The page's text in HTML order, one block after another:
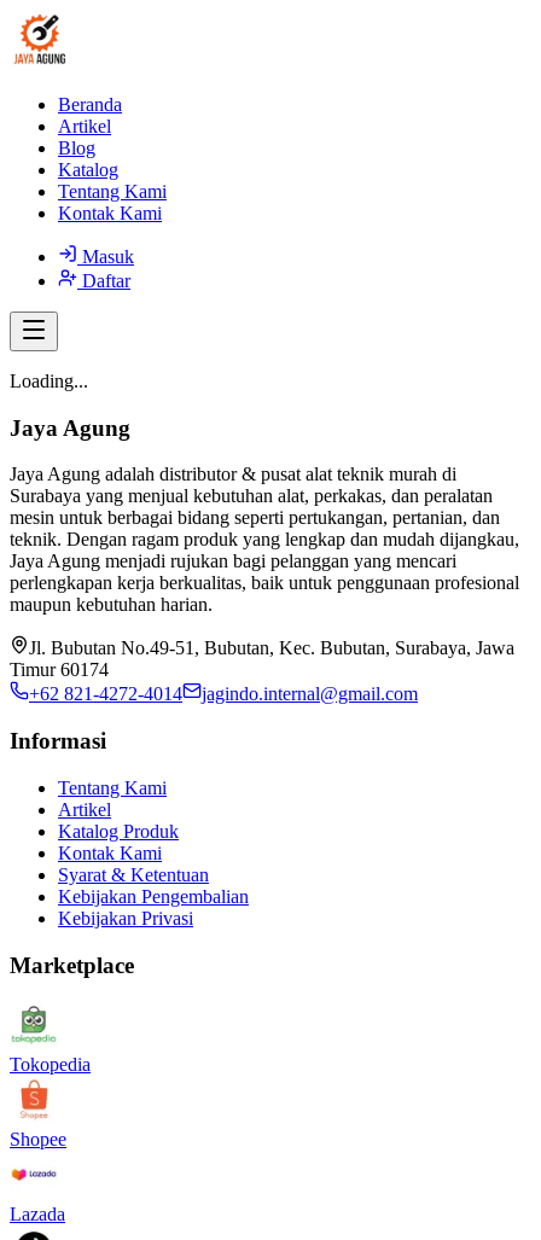
Beranda
Artikel
Blog
Katalog
Tentang Kami
Kontak Kami
Masuk
Daftar
Loading...
Jaya Agung
Jaya Agung adalah distributor & pusat alat teknik murah di
Surabaya yang menjual kebutuhan alat, perkakas, dan peralatan
mesin untuk berbagai bidang seperti pertukangan, pertanian, dan
teknik. Dengan ragam produk yang lengkap dan mudah dijangkau,
Jaya Agung menjadi rujukan bagi pelanggan yang mencari
perlengkapan kerja berkualitas, baik untuk penggunaan profesional
maupun kebutuhan harian.
Jl. Bubutan No.49-51, Bubutan, Kec. Bubutan, Surabaya, Jawa
Timur 60174
+62 821-4272-4014
jagindo.internal@gmail.com
Informasi
Tentang Kami
Artikel
Katalog Produk
Kontak Kami
Syarat & Ketentuan
Kebijakan Pengembalian
Kebijakan Privasi
Marketplace
Tokopedia
Shopee
Lazada